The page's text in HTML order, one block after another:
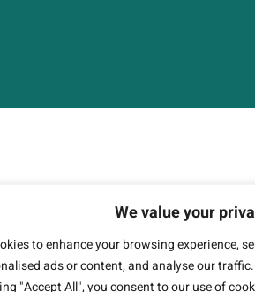
We value your
to enhance your browsing experience,
ads or content, and analyse our
"Accept All", you consent to our use of